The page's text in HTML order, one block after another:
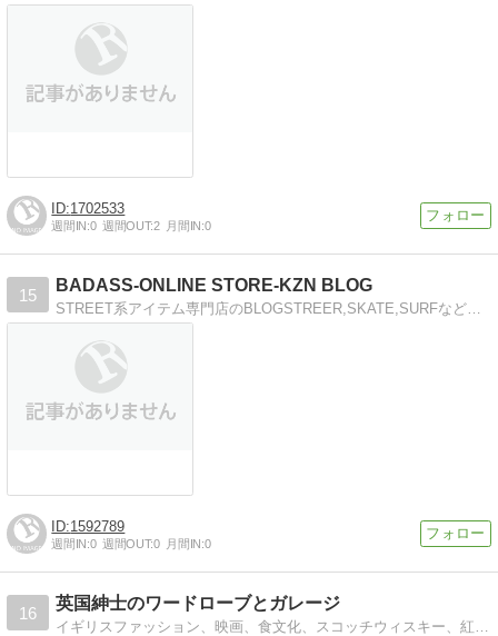
1702533
週間IN:0 週間OUT:2 月間IN:0
15
BADASS-ONLINE STORE-KZN BLOG
STREET系アイテム専門店のBLOGSTREER,SKATE,SURFなどを取り扱う専門のONLINE STORE
1592789
週間IN:0 週間OUT:0 月間IN:0
16
英国紳士のワードローブとガレージ